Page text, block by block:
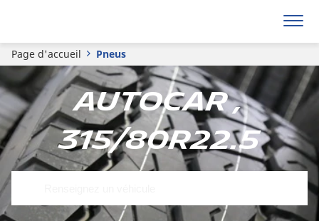
Page d'accueil Pneus
Autocar ,
315/80R22.5